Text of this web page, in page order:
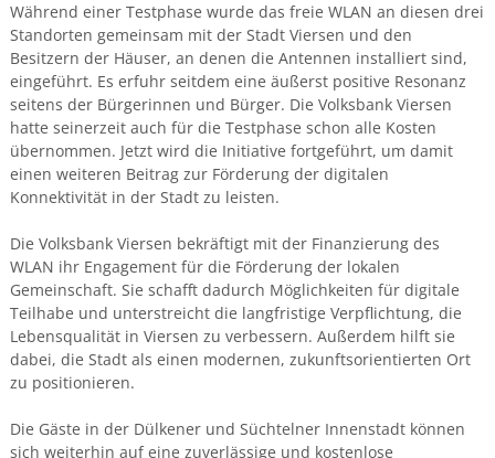
Während einer Testphase wurde das freie WLAN an diesen drei
Standorten gemeinsam mit der Stadt Viersen und den
Besitzern der Häuser, an denen die Antennen installiert sind,
eingeführt. Es erfuhr seitdem eine äußerst positive Resonanz
seitens der Bürgerinnen und Bürger. Die Volksbank Viersen
hatte seinerzeit auch für die Testphase schon alle Kosten
übernommen. Jetzt wird die Initiative fortgeführt, um damit
einen weiteren Beitrag zur Förderung der digitalen
Konnektivität in der Stadt zu leisten.
Die Volksbank Viersen bekräftigt mit der Finanzierung des
WLAN ihr Engagement für die Förderung der lokalen
Gemeinschaft. Sie schafft dadurch Möglichkeiten für digitale
Teilhabe und unterstreicht die langfristige Verpflichtung, die
Lebensqualität in Viersen zu verbessern. Außerdem hilft sie
dabei, die Stadt als einen modernen, zukunftsorientierten Ort
zu positionieren.
Die Gäste in der Dülkener und Süchtelner Innenstadt können
sich weiterhin auf eine zuverlässige und kostenlose